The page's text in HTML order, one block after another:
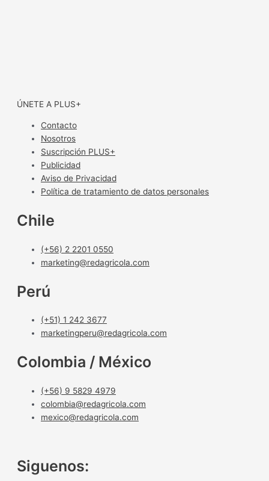
ÚNETE A PLUS+
Contacto
Nosotros
Suscripción PLUS+
Publicidad
Aviso de Privacidad
Política de tratamiento de datos personales
Chile
(+56) 2 2201 0550
marketing@redagricola.com
Perú
(+51) 1 242 3677
marketingperu@redagricola.com
Colombia / México
(+56) 9 5829 4979
colombia@redagricola.com
mexico@redagricola.com
Siguenos: